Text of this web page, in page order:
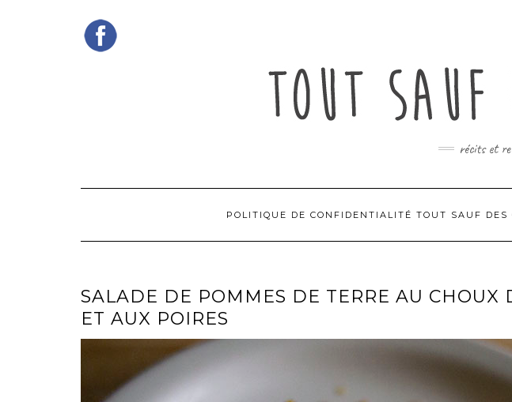
récits et
POLITIQUE DE CONFIDENTIALITÉ TOUT SAUF DES
SALADE DE POMMES DE TERRE AU CHOUX
ET AUX POIRES